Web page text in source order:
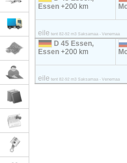
Essen+200 km
eile tent 82-92 m3 Saksamaa - Venemaa
D 45 Essen,
Essen+200 km
eile tent 82-92 m3 Saksamaa - Venemaa